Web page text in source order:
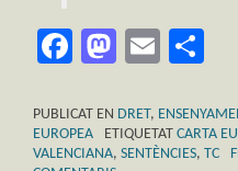
Facebook
Email
PUBLICAT EN DRET,
EUROPEA
ETIQUETAT CARTA
VALENCIANA, SENTÈNCIES, TC